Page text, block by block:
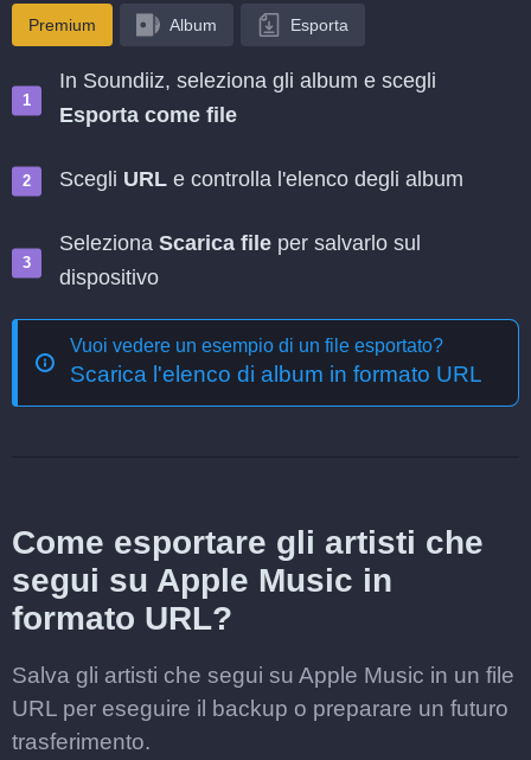
Premium Album Esporta
In Soundiiz, seleziona gli album e scegli
Esporta come file
Scegli URL e controlla l'elenco degli album
Seleziona Scarica file per salvarlo sul
dispositivo
Vuoi vedere un esempio di un file esportato?
Scarica l'elenco di album in formato URL
Come esportare gli artisti che
segui su Apple Music in
formato URL?
Salva gli artisti che segui su Apple Music in un file
URL per eseguire il backup o preparare un futuro
trasferimento.